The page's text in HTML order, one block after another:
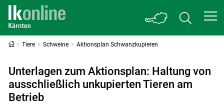
Tiere Schweine Aktionsplan Schwanzkupieren
Unterlagen zum Aktionsplan: Haltung von
ausschließlich unkupierten Tieren am
Betrieb